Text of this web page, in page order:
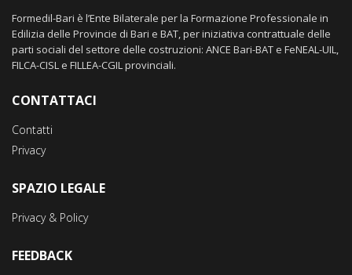
Formedil-Bari è l’Ente Bilaterale per la Formazione Professionale in
Edilizia delle Provincie di Bari e BAT, per iniziativa contrattuale delle
parti sociali del settore delle costruzioni: ANCE Bari-BAT e FeNEAL-UIL,
FILCA-CISL e FILLEA-CGIL provinciali.
CONTATTACI
Contatti
Privacy
SPAZIO LEGALE
Privacy & Policy
FEEDBACK